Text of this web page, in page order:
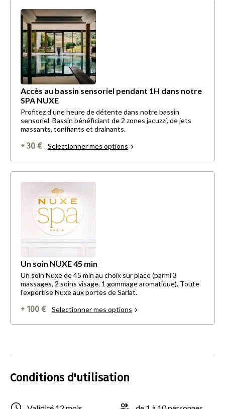
Accès au bassin sensoriel pendant 1H dans notre
SPA NUXE
Profitez d'une heure de détente dans notre bassin
sensoriel. Bassin bénéficiant de 2 zones jacuzzi, de jets
massants, tonifiants et drainants.
+ 30 € Selectionner mes options
Un soin NUXE 45 min
Un soin Nuxe de 45 min au choix sur place (parmi 3
massages, 2 soins visage, 1 gommage aromatique). Toute
l'expertise Nuxe aux portes de Sarlat.
+ 100 € Selectionner mes options
Conditions d'utilisation